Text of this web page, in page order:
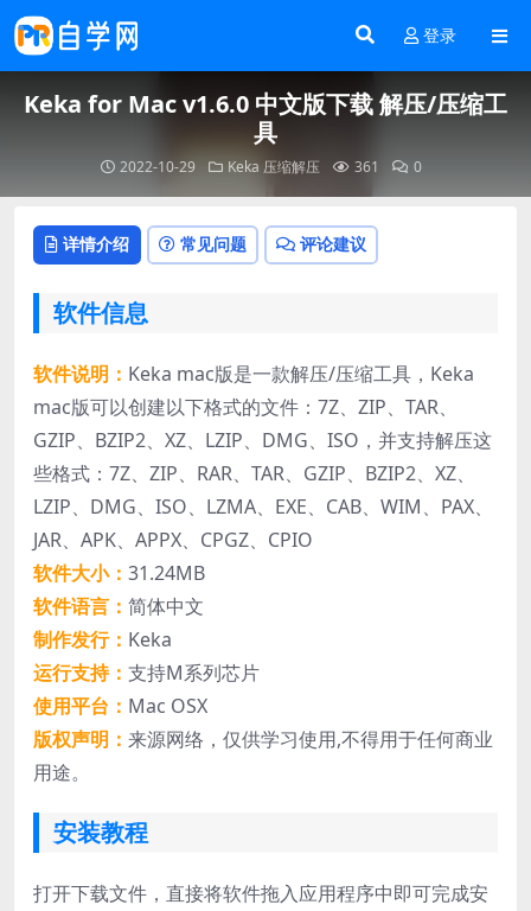
登录
Keka for Mac v1.6.0 中文版下载 解压/压缩工
具
2022-10-29 Keka 压缩解压 361 0
详情介绍 常见问题 评论建议
软件信息
软件说明： Keka mac版是一款解压/压缩工具，Keka
mac版可以创建以下格式的文件：7Z、ZIP、TAR、
GZIP、BZIP2、XZ、LZIP、DMG、ISO，并支持解压这
些格式：7Z、ZIP、RAR、TAR、GZIP、BZIP2、XZ、
LZIP、DMG、ISO、LZMA、EXE、CAB、WIM、PAX、
JAR、APK、APPX、CPGZ、CPIO
软件大小： 31.24MB
软件语言： 简体中文
制作发行： Keka
运行支持： 支持M系列芯片
使用平台： Mac OSX
版权声明： 来源网络，仅供学习使用,不得用于任何商业
用途。
安装教程
打开下载文件，直接将软件拖入应用程序中即可完成安